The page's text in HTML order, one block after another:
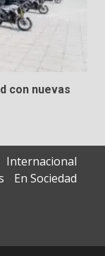
con nuevas
Internacional
En Sociedad